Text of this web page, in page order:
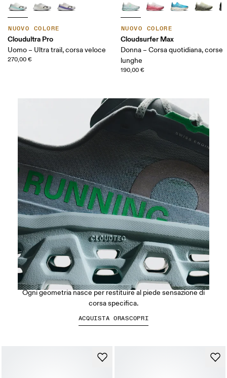
NUOVO COLORE
Cloudultra Pro
Uomo – Ultra trail, corsa veloce
270,00 €
NUOVO COLORE
Cloudsurfer Max
Donna – Corsa quotidiana, corse
lunghe
190,00 €
Ammortizzazione CloudTec®
Ogni geometria nasce per restituire al piede sensazione di
corsa specifica.
ACQUISTA ORASCOPRI